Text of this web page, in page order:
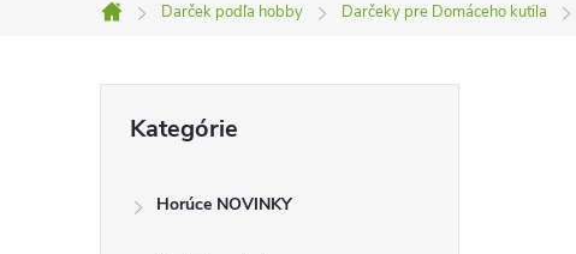
Domov
Darček podľa hobby Darčeky pre Domáceho kutila
kategórie
Kategórie
Horúce NOVINKY